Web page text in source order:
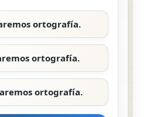
ortografía.
ortografía.
ortografía.